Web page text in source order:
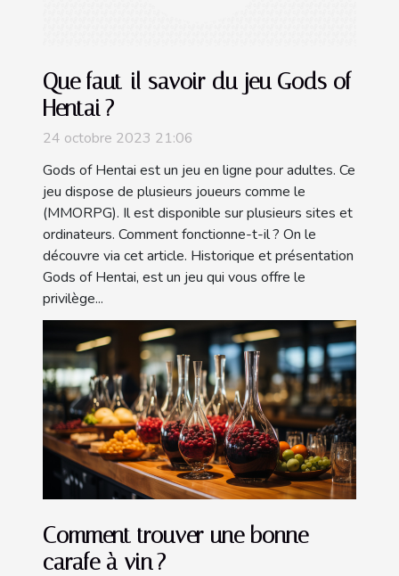
Que faut-il savoir du jeu Gods of
Hentai ?
24 octobre 2023 21:06
Gods of Hentai est un jeu en ligne pour adultes. Ce
jeu dispose de plusieurs joueurs comme le
(MMORPG). Il est disponible sur plusieurs sites et
ordinateurs. Comment fonctionne-t-il ? On le
découvre via cet article. Historique et présentation
Gods of Hentai, est un jeu qui vous offre le
privilège...
Comment trouver une bonne
carafe à vin ?